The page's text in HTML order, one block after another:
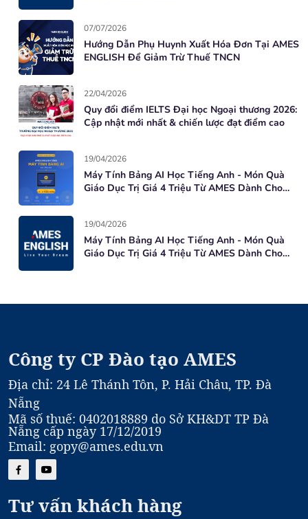
07/07/2026
Hướng Dẫn Phụ Huynh Xuất Hóa Đơn Tại AMES
ENGLISH Để Giảm Trừ Thuế TNCN
22/04/2026
Quy đổi điểm IELTS Đại học Ngoại thương 2026:
Cập nhật mới nhất & chiến lược đạt điểm cao
19/04/2026
Máy Tính Bảng AI Học Tiếng Anh - Món Quà
Giáo Dục Trị Giá 4 Triệu Từ AMES Dành Cho
19/04/2026
Máy Tính Bảng AI Học Tiếng Anh - Món Quà
Giáo Dục Trị Giá 4 Triệu Từ AMES Dành Cho
Công ty CP Đào tạo AMES
Địa chỉ: 24 Lê Thánh Tôn, P. Hải Châu, TP. Đà
Nẵng
Mã số thuế: 0402018889 do Sở KH&DT TP Đà
Nẵng cấp ngày 17/12/2019
Email: gopy@ames.edu.vn
Tư vấn khách hàng